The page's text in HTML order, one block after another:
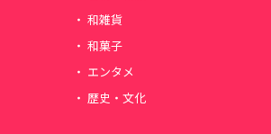
和雑貨
和菓子
エンタメ
歴史・文化